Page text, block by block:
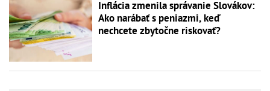
Inflácia zmenila správanie Slovákov:
Ako narábať s peniazmi, keď
nechcete zbytočne riskovať?